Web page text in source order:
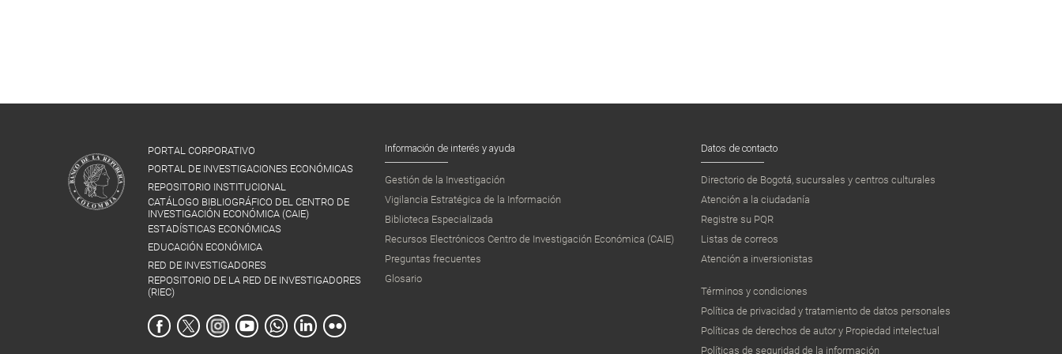
PORTAL CORPORATIVO
PORTAL DE INVESTIGACIONES ECONÓMICAS
REPOSITORIO INSTITUCIONAL
CATÁLOGO BIBLIOGRÁFICO DEL CENTRO DE
INVESTIGACIÓN ECONÓMICA (CAIE)
ESTADÍSTICAS ECONÓMICAS
EDUCACIÓN ECONÓMICA
RED DE INVESTIGADORES
REPOSITORIO DE LA RED DE INVESTIGADORES
(RIEC)
Información de interés y ayuda
Gestión de la Investigación
Vigilancia Estratégica de la Información
Biblioteca Especializada
Recursos Electrónicos Centro de Investigación Económica (CAIE)
Preguntas frecuentes
Glosario
Datos de contacto
Directorio de Bogotá, sucursales y centros culturales
Atención a la ciudadanía
Registre su PQR
Listas de correos
Atención a inversionistas
Términos y condiciones
Política de privacidad y tratamiento de datos personales
Políticas de derechos de autor y Propiedad intelectual
Políticas de seguridad de la información